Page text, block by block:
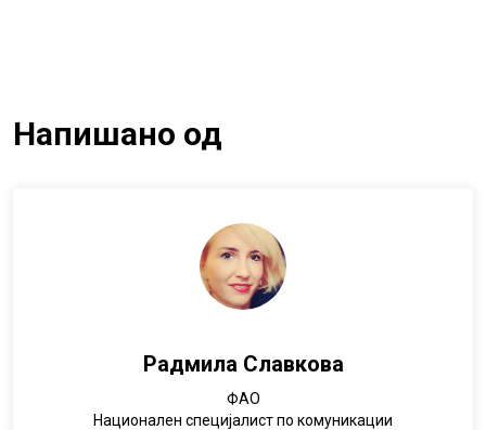
Напишано од
Радмила Славкова
ФАО
Национален специјалист по комуникации